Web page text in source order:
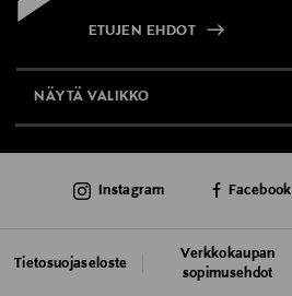
ETUJEN EHDOT
NÄYTÄ VALIKKO
AJANKOHTAISTA
Tietosuojaseloste
Verkkokaupan
sopimusehdot
Instagram Facebook